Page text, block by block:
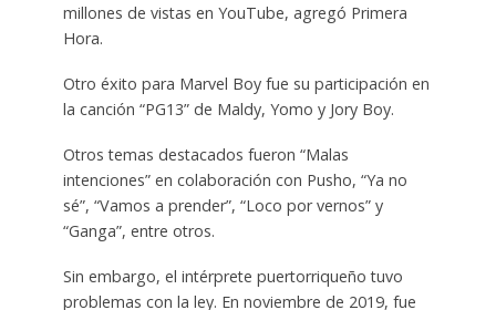
millones de vistas en YouTube, agregó Primera
Hora.
Otro éxito para Marvel Boy fue su participación en
la canción “PG13” de Maldy, Yomo y Jory Boy.
Otros temas destacados fueron “Malas
intenciones” en colaboración con Pusho, “Ya no
sé”, “Vamos a prender”, “Loco por vernos” y
“Ganga”, entre otros.
Sin embargo, el intérprete puertorriqueño tuvo
problemas con la ley. En noviembre de 2019, fue